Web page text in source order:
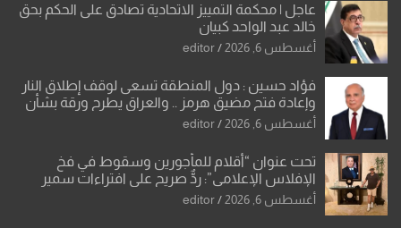
عاجل | محكمة التمييز الاتحادية تصادق على الحكم بحق
خالد عبد الواحد كبيان
أغسطس 6, 2026 editor
فؤاد حسين : دول المنطقة تسعى لوقف إطلاق النار
وإعادة فتح مضيق هرمز .. والعراق يطرح ورقة بشأن
تحولات القدس
أغسطس 6, 2026 editor
تحت عنوان “أقلام للمأجورين وسقوط في فخ
الإفلاس الإعلامي”: ردٌّ صريح على افتراءات سمير
الشكرجي
أغسطس 6, 2026 editor